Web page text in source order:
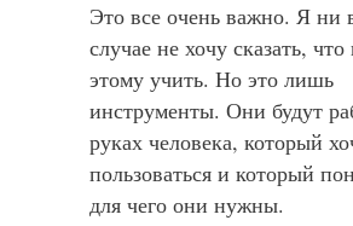
Это все очень важно. Я ни
случае не хочу сказать,
этому учить. Но это лишь
инструменты. Они будут
руках человека, который
пользоваться и который
для чего они нужны.